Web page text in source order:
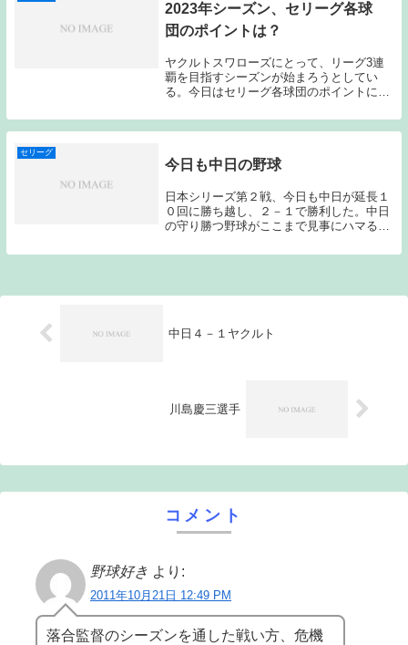
2023年シーズン、セリーグ各球
団のポイントは？
ヤクルトスワローズにとって、リーグ3連
覇を目指すシーズンが始まろうとしてい
る。今日はセリーグ各球団のポイントにつ
に記していた記事も上記に貼り付けておく
ので、興味のある方は読み比べてもらいた
セリーグ
今日も中日の野球
日本シリーズ第２戦、今日も中日が延長１
０回に勝ち越し、２－１で勝利した。中日
の守り勝つ野球がここまで見事にハマると
書いたのだが、今年のソフトバンクはここ
中日４－１ヤクルト
川島慶三選手
コメント
野球好き より:
2011年10月21日 12:49 PM
落合監督のシーズンを通した戦い方、危機